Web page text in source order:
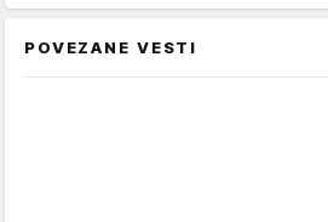
POVEZANE VESTI